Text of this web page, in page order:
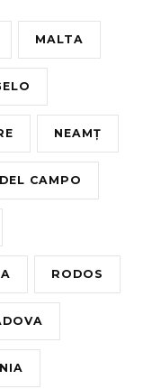
MALTA
NEAMȚ
CAMPO
RODOS